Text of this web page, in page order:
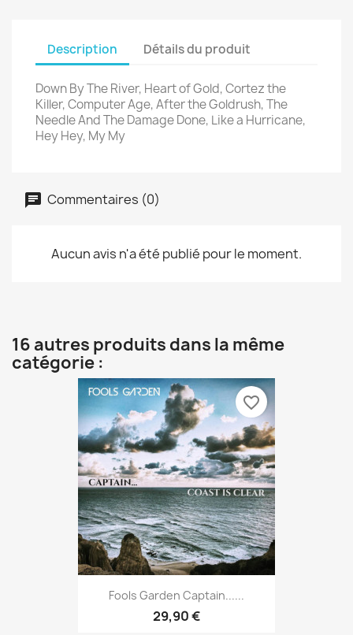
Description Détails du produit
Down By The River, Heart of Gold, Cortez the
Killer, Computer Age, After the Goldrush, The
Needle And The Damage Done, Like a Hurricane,
Hey Hey, My My
Commentaires (0)
Aucun avis n'a été publié pour le moment.
16 autres produits dans la même
catégorie :
Fools Garden Captain......
29,90 €
favorite_border